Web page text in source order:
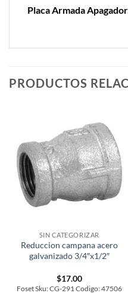
Placa Armada
PRODUCTOS
SIN CATEGORIZAR
Reduccion campana acero
galvanizado 3/4″x1/2″
$17.00
Foset Sku: CG-291 Codigo: 47506